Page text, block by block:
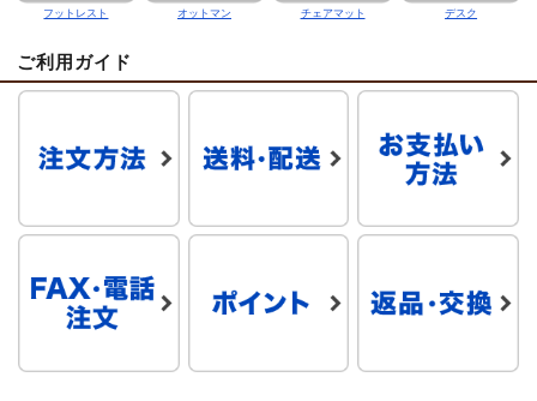
フットレスト オットマン チェアマット デスク
ご利用ガイド